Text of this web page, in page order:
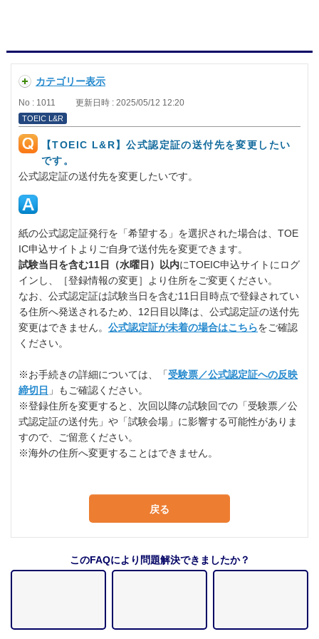
カテゴリー表示
No : 1011 更新日時 : 2025/05/12 12:20
TOEIC L&R
【TOEIC L&R】公式認定証の送付先を変更したい
です。
公式認定証の送付先を変更したいです。
紙の公式認定証発行を「希望する」を選択された場合は、TOE
IC申込サイトよりご自身で送付先を変更できます。
試験当日を含む11日（水曜日）以内にTOEIC申込サイトにログ
インし、［登録情報の変更］より住所をご変更ください。
なお、公式認定証は試験当日を含む11日目時点で登録されてい
る住所へ発送されるため、12日目以降は、公式認定証の送付先
変更はできません。 公式認定証が未着の場合はこちらをご確認
ください。
※お手続きの詳細については、「受験票／公式認定証への反映
締切日 」もご確認ください。
※登録住所を変更すると、次回以降の試験回での「受験票／公
式認定証の送付先」や「試験会場」に影響する可能性がありま
すので、ご留意ください。
※海外の住所へ変更することはできません。
戻る
このFAQにより問題解決できましたか？